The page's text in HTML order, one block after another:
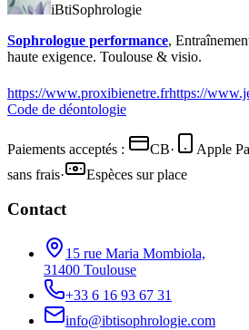
iBtiSophrologie
Sophrologue performance,
haute exigence. Toulouse & visio.
https://www.proxibienetre.frhttps://
Code de déontologie
Paiements acceptés : CB· Apple
sans frais· Espèces sur place
Contact
15 rue Maria Mombiola,
31400 Toulouse
+33 6 16 93 67 31
info@ibtisophrologie.com